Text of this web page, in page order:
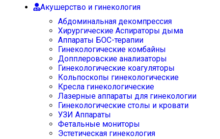
Акушерство и гинекология
Абдоминальная декомпрессия
Хирургические Аспираторы дыма
Аппараты БОС-терапии
Гинекологические комбайны
Допплеровские анализаторы
Гинекологические коагуляторы
Кольпоскопы гинекологические
Кресла гинекологические
Лазерные аппараты для гинекологии
Гинекологические столы и кровати
УЗИ Аппараты
Фетальные мониторы
Эстетическая гинекология